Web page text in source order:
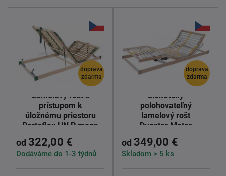
doprava
zdarma
Lamelový rošt s
prístupom k
úložnému priestoru
Portoflex HN P mega
od 322,00 €
Dodáváme do 1-3 týdnů
doprava
zdarma
Elektricky
polohovateľný
lamelový rošt
Duostar Motor
od 349,00 €
Skladom > 5 ks